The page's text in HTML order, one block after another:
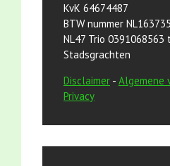
KvK 64674487
BTW nummer
NL47 Trio 0391068563
Stadsgrachten
Disclaimer - Algemene
Privacy